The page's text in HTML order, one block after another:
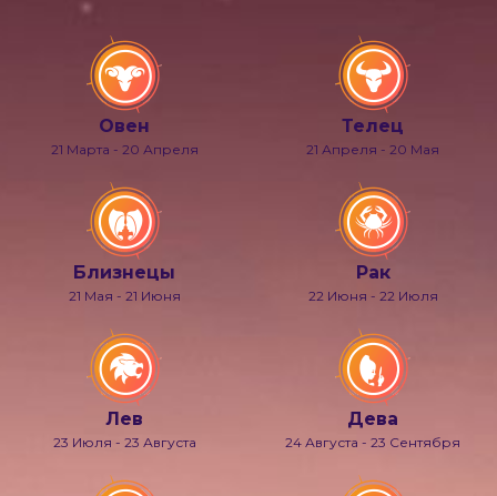
Овен
21 Марта - 20 Апреля
Телец
21 Апреля - 20 Мая
Близнецы
21 Мая - 21 Июня
Рак
22 Июня - 22 Июля
Лев
23 Июля - 23 Августа
Дева
24 Августа - 23 Сентября